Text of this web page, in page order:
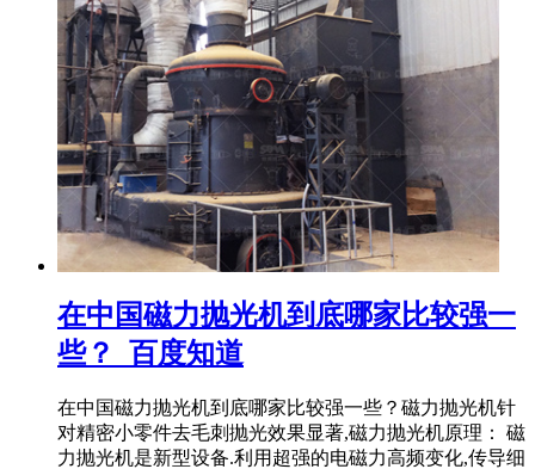
在中国磁力抛光机到底哪家比较强一
些？_百度知道
在中国磁力抛光机到底哪家比较强一些？磁力抛光机针
对精密小零件去毛刺抛光效果显著,磁力抛光机原理： 磁
力抛光机是新型设备.利用超强的电磁力高频变化,传导细